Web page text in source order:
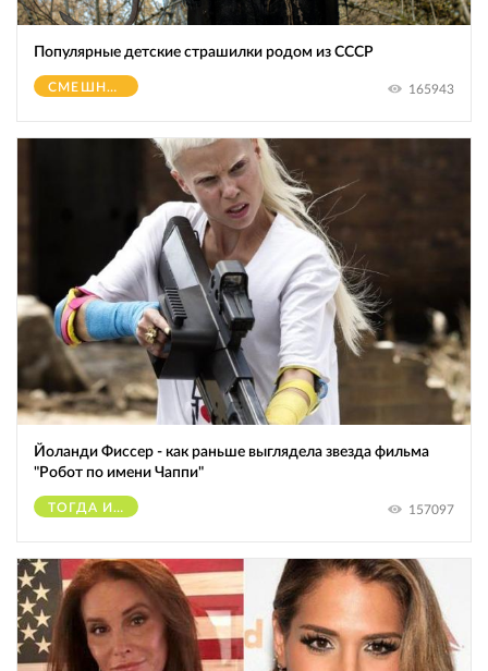
Популярные детские страшилки родом из СССР
СМЕШНОЕ 165943
Йоланди Фиссер - как раньше выглядела звезда фильма
"Робот по имени Чаппи"
ТОГДА И СЕЙЧАС 157097